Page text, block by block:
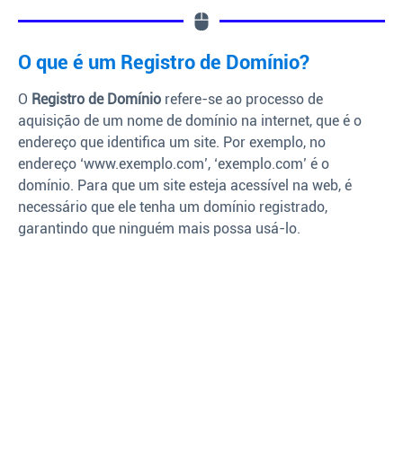
O que é um Registro de Domínio?
O Registro de Domínio refere-se ao processo de
aquisição de um nome de domínio na internet, que é o
endereço que identifica um site. Por exemplo, no
endereço ‘www.exemplo.com’, ‘exemplo.com’ é o
domínio. Para que um site esteja acessível na web, é
necessário que ele tenha um domínio registrado,
garantindo que ninguém mais possa usá-lo.